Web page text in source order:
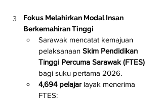
Fokus Melahirkan Modal Insan
Berkemahiran Tinggi
Sarawak mencatat kemajuan
pelaksanaan Skim Pendidikan
Tinggi Percuma Sarawak (FTES)
bagi suku pertama 2026.
4,694 pelajar layak menerima
FTES: